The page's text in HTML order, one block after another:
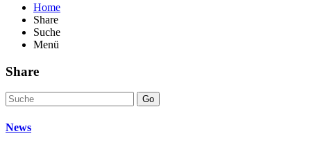
Home
Share
Suche
Menü
Share
Go
News